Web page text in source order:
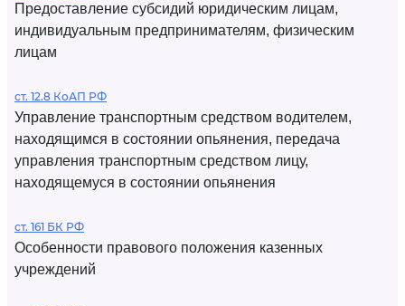
Предоставление субсидий юридическим лицам,
индивидуальным предпринимателям, физическим
лицам
ст. 12.8 КоАП РФ
Управление транспортным средством водителем,
находящимся в состоянии опьянения, передача
управления транспортным средством лицу,
находящемуся в состоянии опьянения
ст. 161 БК РФ
Особенности правового положения казенных
учреждений